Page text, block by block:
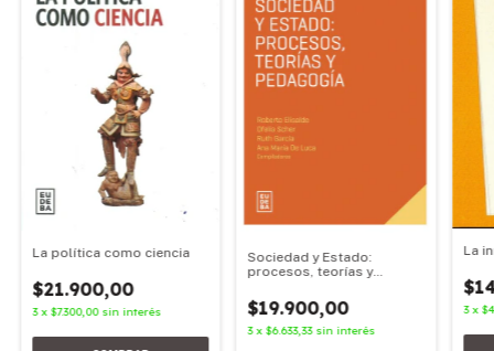
La política como ciencia
$21.900,00
3 x $7.300,00 sin interés
Sociedad y Estado:
procesos, teorías y
$19.900,00
3 x$6.633,33 sin interés
La
3 x